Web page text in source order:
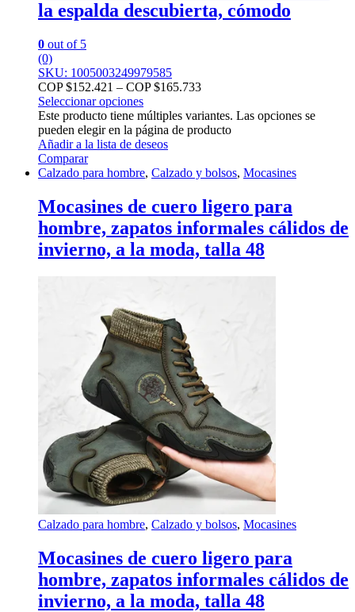
la espalda descubierta, cómodo
0 out of 5
(0)
SKU: 1005003249979585
COP $152.421 – COP $165.733
Seleccionar opciones
Este producto tiene múltiples variantes. Las opciones se
pueden elegir en la página de producto
Añadir a la lista de deseos
Comparar
Calzado para hombre, Calzado y bolsos, Mocasines
Mocasines de cuero ligero para
hombre, zapatos informales cálidos de
invierno, a la moda, talla 48
Calzado para hombre, Calzado y bolsos, Mocasines
Mocasines de cuero ligero para
hombre, zapatos informales cálidos de
invierno, a la moda, talla 48